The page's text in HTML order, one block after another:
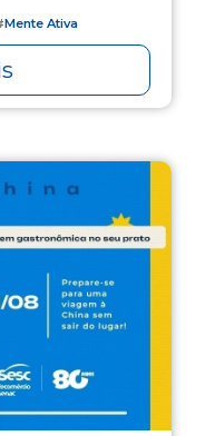
Mente Ativa